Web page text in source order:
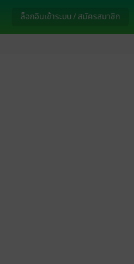
ล็อกอินเข้าระบบ / สมัครสมาชิก